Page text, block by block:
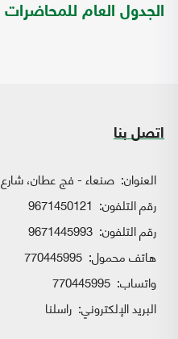
الجدول العام للمحاضرات
اتصل بنا
العنوان: صنعاء - فج عطان،
رقم التلفون: 9671450121
رقم التلفون: 9671445993
هاتف محمول: 770445995
واتساب:
البريد الإلكتروني: راسلنا